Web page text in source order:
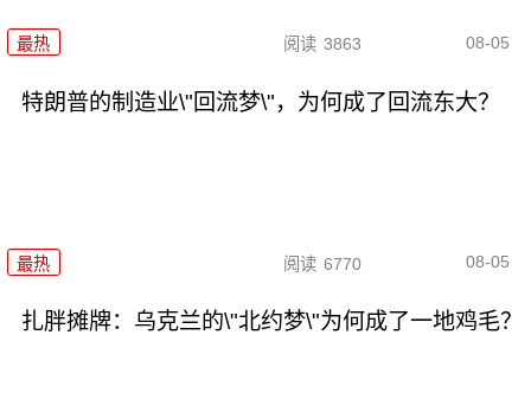
最热 阅读 3863 08-05
特朗普的制造业\"回流梦\"，为何成了回流东大？
最热 阅读 6770 08-05
扎胖摊牌：乌克兰的\"北约梦\"为何成了一地鸡毛？